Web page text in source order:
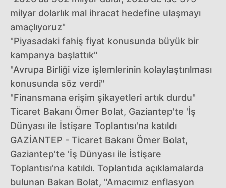
milyar dolarlık mal ihracat hedefine ulaşmayı
amaçlıyoruz"
"Piyasadaki fahiş fiyat konusunda büyük bir
kampanya başlattık"
"Avrupa Birliği vize işlemlerinin kolaylaştırılması
konusunda söz verdi"
"Finansmana erişim şikayetleri artık durdu"
Ticaret Bakanı Ömer Bolat, Gaziantep'te 'İş
Dünyası ile İstişare Toplantısı'na katıldı
GAZİANTEP - Ticaret Bakanı Ömer Bolat,
Gaziantep'te 'İş Dünyası ile İstişare
Toplantısı'na katıldı. Toplantıda açıklamalarda
bulunan Bakan Bolat, "Amacımız enflasyon